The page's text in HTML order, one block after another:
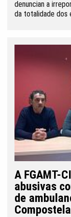
denuncian a
da totalidade dos
A FGAMT-
abusivas
de
Compostela